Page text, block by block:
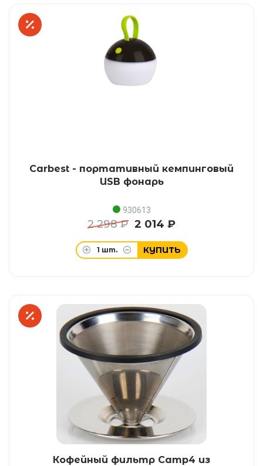
Carbest - портативный кемпинговый
USB фонарь
930613
2 298 ₽ 2 014 ₽
1 шт. КУПИТЬ
Кофейный фильтр Camp4 из